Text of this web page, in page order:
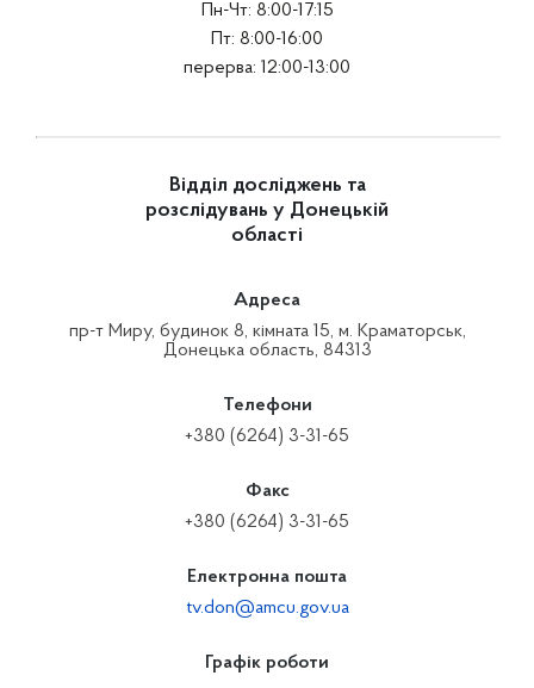
Пн-Чт: 8:00-17:15
Пт: 8:00-16:00
перерва: 12:00-13:00
Відділ досліджень та
розслідувань у Донецькій
області
Адреса
пр-т Миру, будинок 8, кімната 15, м. Краматорськ,
Донецька область, 84313
Телефони
+380 (6264) 3-31-65
Факс
+380 (6264) 3-31-65
Електронна пошта
tv.don@amcu.gov.ua
Графік роботи